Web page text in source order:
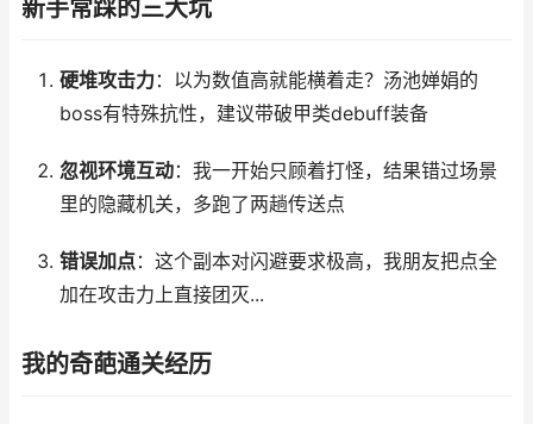
新手常踩的三大坑
硬堆攻击力：以为数值高就能横着走？汤池婵娟的
boss有特殊抗性，建议带破甲类debuff装备
忽视环境互动：我一开始只顾着打怪，结果错过场景
里的隐藏机关，多跑了两趟传送点
错误加点：这个副本对闪避要求极高，我朋友把点全
加在攻击力上直接团灭...
我的奇葩通关经历